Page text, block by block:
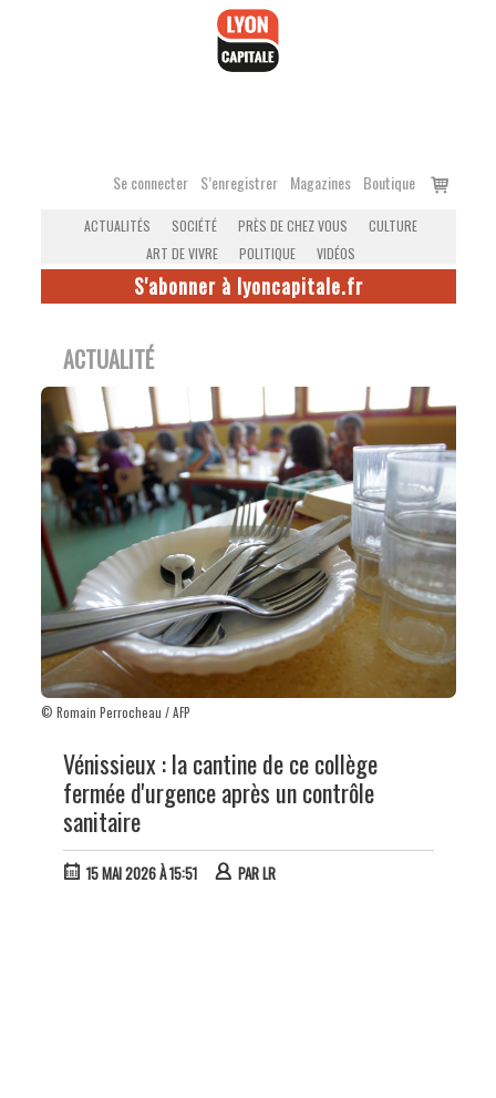
Se connecter S’enregistrer Magazines Boutique
Voir
ACTUALITÉS SOCIÉTÉ PRÈS DE CHEZ VOUS
CULTURE
ART DE VIVRE
POLITIQUE VIDÉOS
S'abonner à lyoncapitale.fr
ACTUALITÉ
© Romain Perrocheau / AFP
Vénissieux : la cantine de ce collège
fermée d'urgence après un contrôle
sanitaire
15 MAI 2026 À 15:51 PARLR